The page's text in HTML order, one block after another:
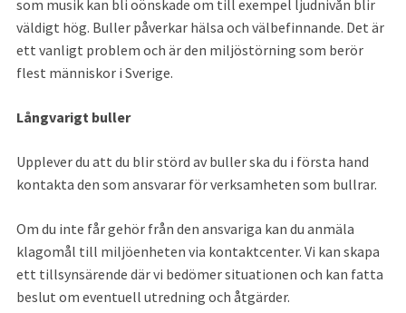
som musik kan bli oönskade om till exempel ljudnivån blir
väldigt hög. Buller påverkar hälsa och välbefinnande. Det är
ett vanligt problem och är den miljöstörning som berör
flest människor i Sverige.
Långvarigt buller
Upplever du att du blir störd av buller ska du i första hand
kontakta den som ansvarar för verksamheten som bullrar.
Om du inte får gehör från den ansvariga kan du anmäla
klagomål till miljöenheten via kontaktcenter. Vi kan skapa
ett tillsynsärende där vi bedömer situationen och kan fatta
beslut om eventuell utredning och åtgärder.